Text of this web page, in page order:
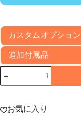
カスタムオプション
追加付属品
158cm
目
を
じお気に入り